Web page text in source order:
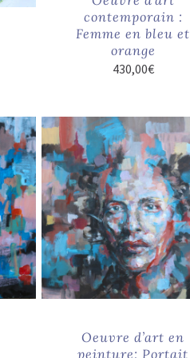
contemporain :
Femme en bleu et
orange
430,00€
Oeuvre d’art en
peinture: Portait